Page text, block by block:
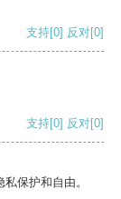
支持[0] 反对[0]
支持[0] 反对[0]
保护和自由。